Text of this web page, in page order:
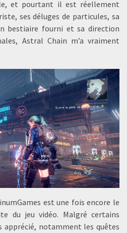
et pourtant il est réellement
ses déluges de particules, sa
bestiaire fourni et sa direction
Astral Chain m’a vraiment
est une fois encore le
du jeu vidéo. Malgré certains
apprécié, notamment les quêtes